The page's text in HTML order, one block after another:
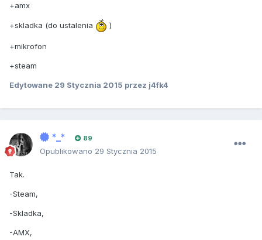
+amx
+skladka (do ustalenia )
+mikrofon
+steam
Edytowane 29 Stycznia 2015 przez j4fk4
*_* 89
Opublikowano 29 Stycznia 2015
Tak.
-Steam,
-Skladka,
-AMX,